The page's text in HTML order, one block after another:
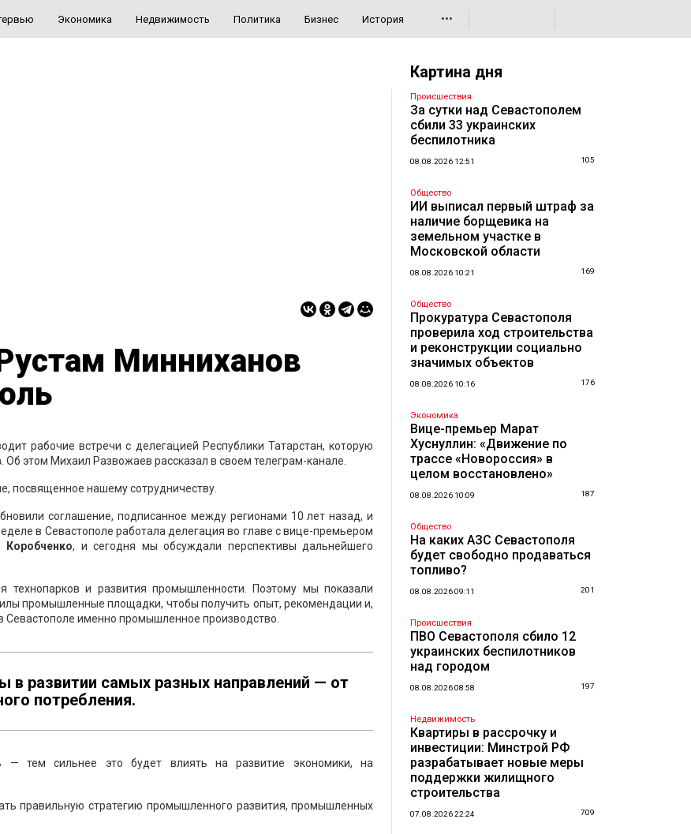
Экономика Недвижимость Политика Бизнес История •••
Минниханов
рабочие встречи с делегацией Республики Татарстан, которую
. Об этом Михаил Развожаев рассказал в своем телеграм-канале.
посвященное нашему сотрудничеству.
соглашение, подписанное между регионами 10 лет назад, и
в Севастополе работала делегация во главе с вице-премьером
, и сегодня мы обсуждали перспективы дальнейшего
технопарков и развития промышленности. Поэтому мы показали
промышленные площадки, чтобы получить опыт, рекомендации и,
Севастополе именно промышленное производство.
в развитии самых разных направлений — от
потребления.
тем сильнее это будет влиять на развитие экономики, на
правильную стратегию промышленного развития, промышленных
Картина дня
Происшествия
За сутки над Севастополем
сбили 33 украинских
беспилотника
08.08.2026 12:51 105
Общество
ИИ выписал первый штраф за
наличие борщевика на
земельном участке в
Московской области
08.08.2026 10:21 169
Общество
Прокуратура Севастополя
проверила ход строительства
и реконструкции социально
значимых объектов
08.08.2026 10:16 176
Экономика
Вице-премьер Марат
Хуснуллин: «Движение по
трассе «Новороссия» в
целом восстановлено»
08.08.2026 10:09 187
Общество
На каких АЗС Севастополя
будет свободно продаваться
топливо?
08.08.2026 09:11 201
Происшествия
ПВО Севастополя сбило 12
украинских беспилотников
над городом
08.08.2026 08:58 197
Недвижимость
Квартиры в рассрочку и
инвестиции: Минстрой РФ
разрабатывает новые меры
поддержки жилищного
строительства
07.08.2026 22:24 709